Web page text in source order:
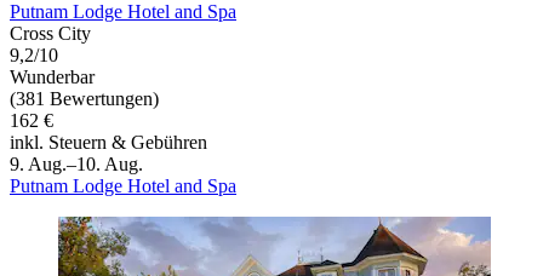
Putnam Lodge Hotel and Spa
Cross City
9,2/10
Wunderbar
(381 Bewertungen)
162 €
inkl. Steuern & Gebühren
9. Aug.–10. Aug.
Putnam Lodge Hotel and Spa